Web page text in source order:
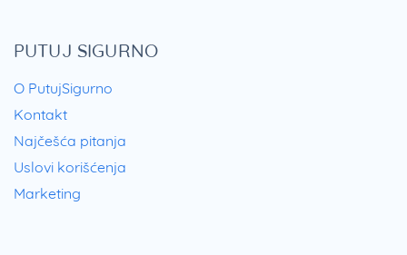
PUTUJ SIGURNO
O PutujSigurno
Kontakt
Najčešća pitanja
Uslovi korišćenja
Marketing